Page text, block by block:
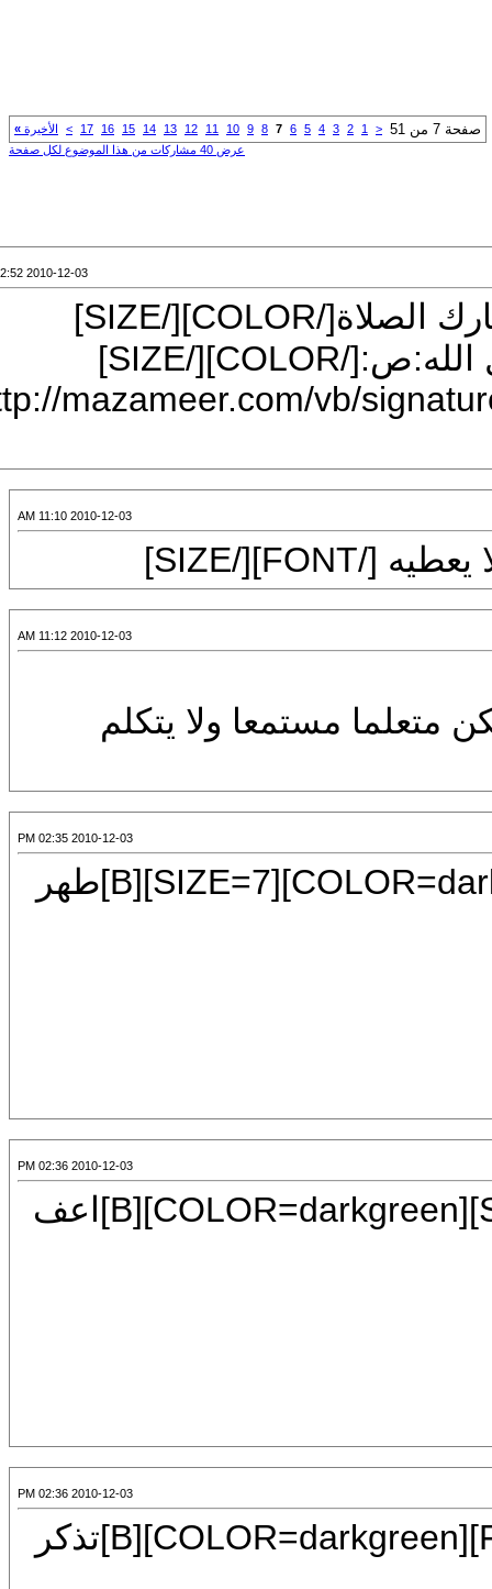
51
<
1
10
11
12
13
14
15
16
17
> الأخيرة »
2010-12-03 12:52 AM
[IMG]http://mazameer.com/vb/
2010-12-03 11:10 AM
2010-12-03 11:12 AM
مستمعا ولا يتكلم
2010-12-03 02:35 PM
[CENTER][FONT=Mudir MT][COLOR=darkgreen][SIZE=7][B]طهر
2010-12-03 02:36 PM
[CENTER][FONT=Mudir MT][SIZE=7][COLOR=darkgreen][B]اعف
2010-12-03 02:36 PM